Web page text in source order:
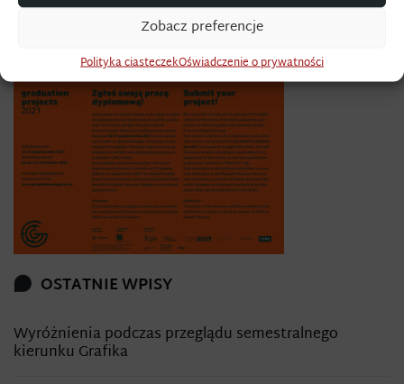
Zobacz preferencje
Polityka ciasteczekOświadczenie o prywatności
OSTATNIE WPISY
Wyróżnienia podczas przeglądu semestralnego
kierunku Grafika